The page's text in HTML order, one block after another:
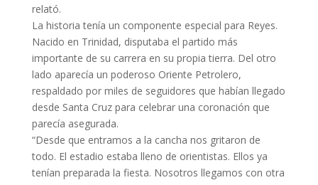
relató.
La historia tenía un componente especial para Reyes.
Nacido en Trinidad, disputaba el partido más
importante de su carrera en su propia tierra. Del otro
lado aparecía un poderoso Oriente Petrolero,
respaldado por miles de seguidores que habían llegado
desde Santa Cruz para celebrar una coronación que
parecía asegurada.
“Desde que entramos a la cancha nos gritaron de
todo. El estadio estaba lleno de orientistas. Ellos ya
tenían preparada la fiesta. Nosotros llegamos con otra